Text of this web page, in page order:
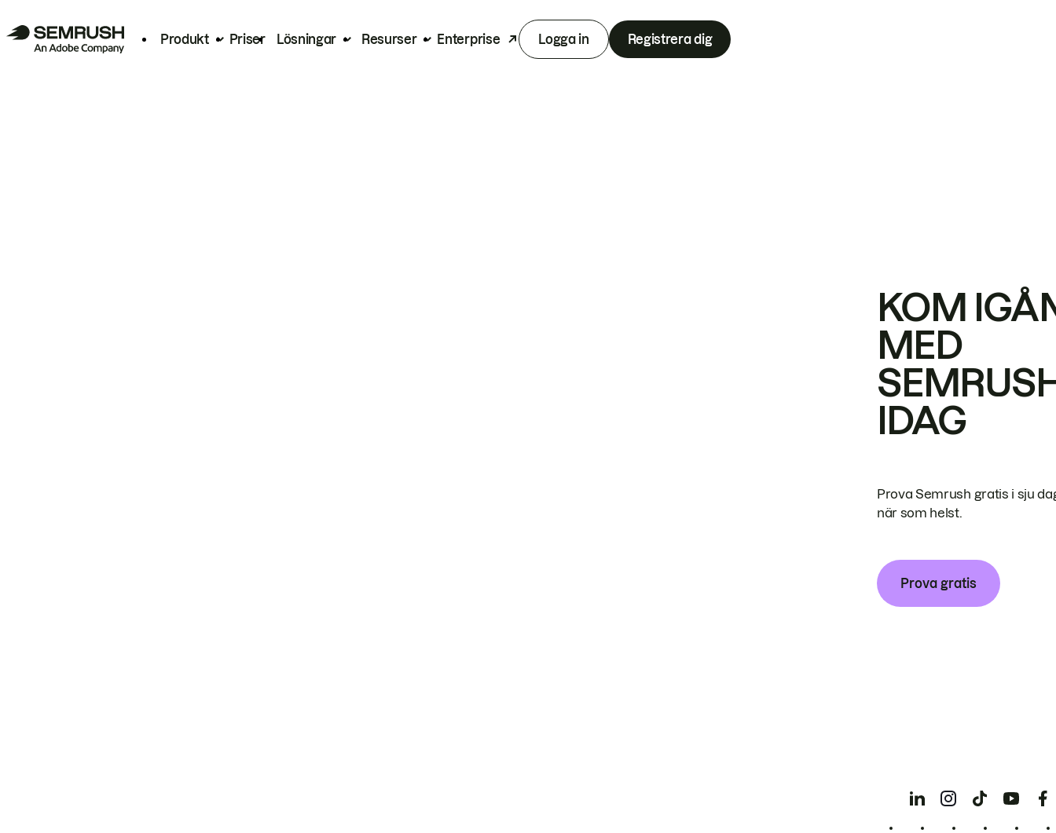
Produkt Priser Lösningar Resurser Enterprise Logga in Registrera dig
KOM
MED
IDAG
Prova Semrush gratis i sju
när som helst.
Prova gratis